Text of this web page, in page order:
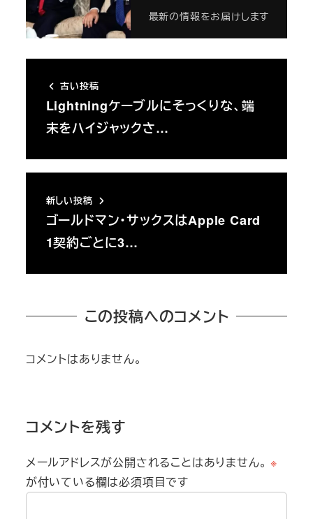
最新の情報をお届けします
古い投稿
Lightningケーブルにそっくりな、端
末をハイジャックさ…
新しい投稿
ゴールドマン・サックスはApple Card
1契約ごとに3…
この投稿へのコメント
コメントはありません。
コメントを残す
メールアドレスが公開されることはありません。 ※
が付いている欄は必須項目です